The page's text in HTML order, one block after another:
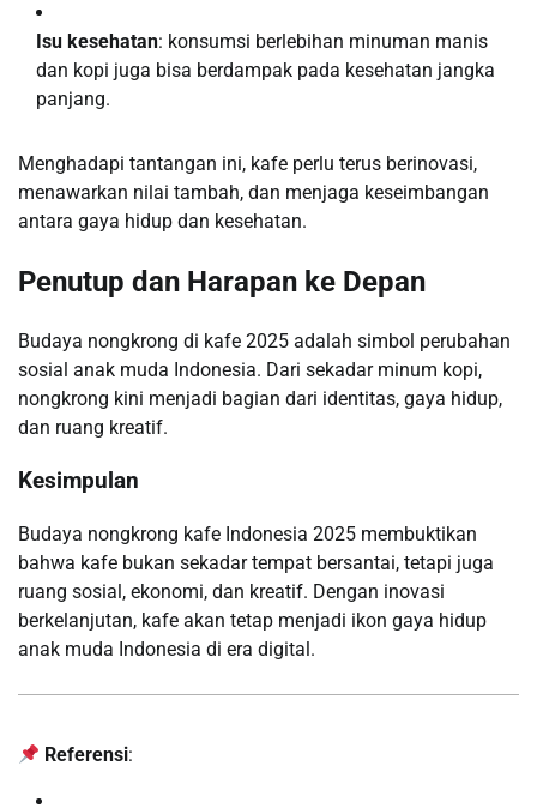
Isu kesehatan: konsumsi berlebihan minuman manis
dan kopi juga bisa berdampak pada kesehatan jangka
panjang.
Menghadapi tantangan ini, kafe perlu terus berinovasi,
menawarkan nilai tambah, dan menjaga keseimbangan
antara gaya hidup dan kesehatan.
Penutup dan Harapan ke Depan
Budaya nongkrong di kafe 2025 adalah simbol perubahan
sosial anak muda Indonesia. Dari sekadar minum kopi,
nongkrong kini menjadi bagian dari identitas, gaya hidup,
dan ruang kreatif.
Kesimpulan
Budaya nongkrong kafe Indonesia 2025 membuktikan
bahwa kafe bukan sekadar tempat bersantai, tetapi juga
ruang sosial, ekonomi, dan kreatif. Dengan inovasi
berkelanjutan, kafe akan tetap menjadi ikon gaya hidup
anak muda Indonesia di era digital.
Referensi: